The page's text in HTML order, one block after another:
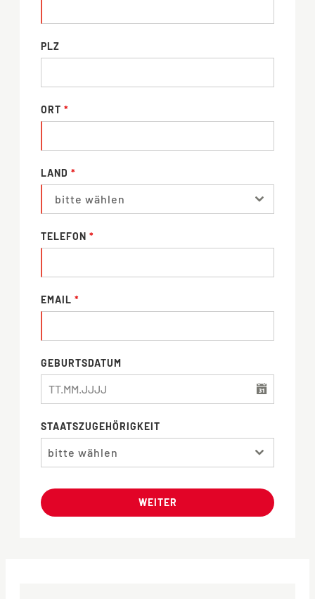
PLZ
ORT *
LAND *
bitte wählen
TELEFON *
EMAIL *
GEBURTSDATUM
STAATSZUGEHÖRIGKEIT
bitte wählen
WEITER